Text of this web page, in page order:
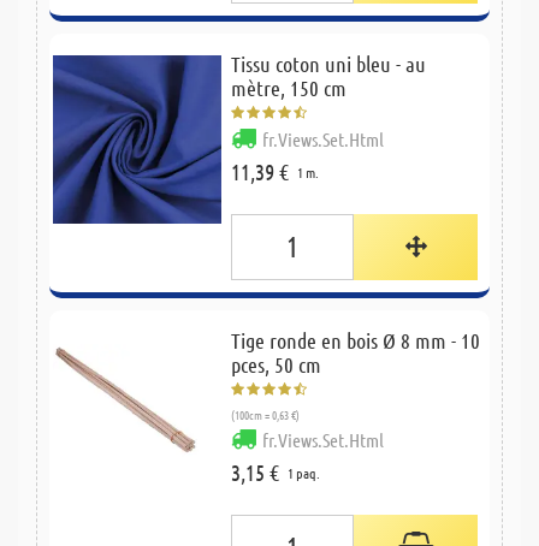
Tissu coton uni bleu - au
mètre, 150 cm
fr.Views.Set.Html
11,39 € 1 m.
Tige ronde en bois Ø 8 mm - 10
pces, 50 cm
(100cm = 0,63 €)
fr.Views.Set.Html
3,15 € 1 paq.